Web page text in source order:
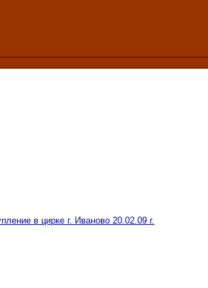
в цирке г. Иваново 20.02.09 г.